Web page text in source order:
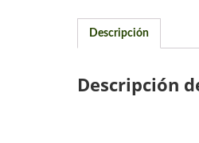
Descripción
Descripción